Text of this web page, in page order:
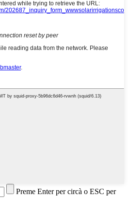
Preme Enter per circà o ESC per